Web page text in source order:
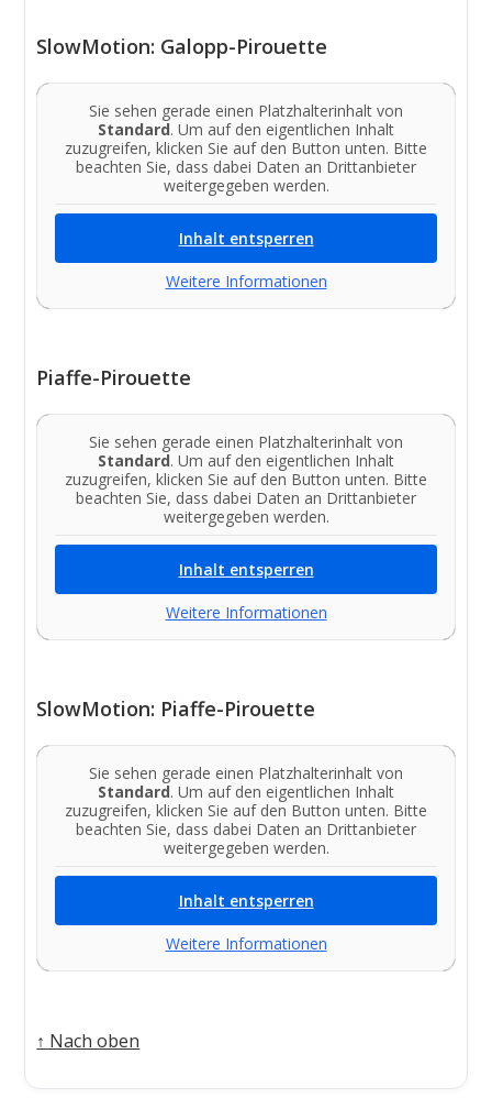
SlowMotion: Galopp-Pirouette
Sie sehen gerade einen Platzhalterinhalt von
Standard. Um auf den eigentlichen Inhalt
zuzugreifen, klicken Sie auf den Button unten. Bitte
beachten Sie, dass dabei Daten an Drittanbieter
weitergegeben werden.
Inhalt entsperren
Weitere Informationen
Piaffe-Pirouette
Sie sehen gerade einen Platzhalterinhalt von
Standard. Um auf den eigentlichen Inhalt
zuzugreifen, klicken Sie auf den Button unten. Bitte
beachten Sie, dass dabei Daten an Drittanbieter
weitergegeben werden.
Inhalt entsperren
Weitere Informationen
SlowMotion: Piaffe-Pirouette
Sie sehen gerade einen Platzhalterinhalt von
Standard. Um auf den eigentlichen Inhalt
zuzugreifen, klicken Sie auf den Button unten. Bitte
beachten Sie, dass dabei Daten an Drittanbieter
weitergegeben werden.
Inhalt entsperren
Weitere Informationen
↑ Nach oben